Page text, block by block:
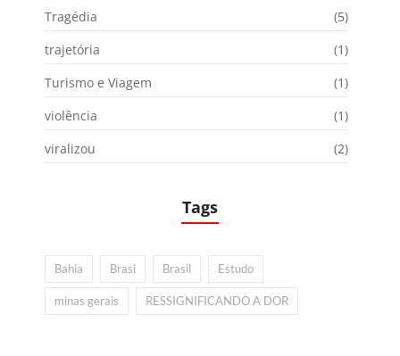
Tragédia
(5)
trajetória
(1)
Turismo e Viagem
(1)
violência
(1)
viralizou
(2)
Tags
Bahia Brasi Brasil Estudo
minas gerais RESSIGNIFICANDO A DOR